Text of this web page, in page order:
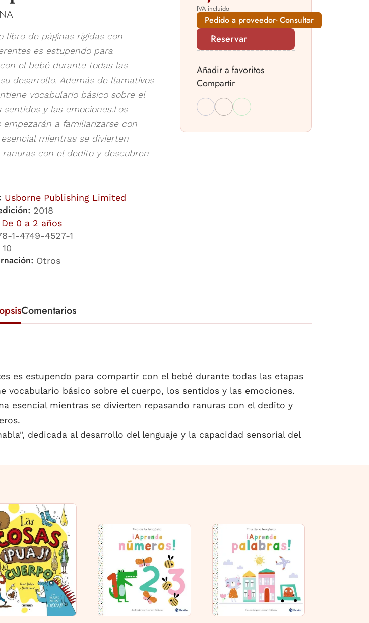
libro de páginas rígidas con
es estupendo para
el bebé durante todas las
desarrollo. Además de llamativos
vocabulario básico sobre el
sentidos y las emociones.Los
empezarán a familiarizarse con
mientras se divierten
ranuras con el dedito y descubren
Usborne Publishing Limited
2018
De 0 a 2 años
1-4749-4527-1
10
Otros
IVA incluido
Pedido a proveedor- Consultar
Reservar
Añadir a favoritos
Compartir
Comentarios
es estupendo para compartir con el bebé durante todas las etapas
vocabulario básico sobre el cuerpo, los sentidos y las emociones.
esencial mientras se divierten repasando ranuras con el dedito y
dedicada al desarrollo del lenguaje y la capacidad sensorial del